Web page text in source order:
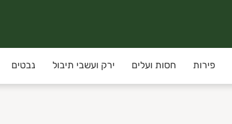
פירות חסות ועלים ירק ועשבי תיבול נבטים